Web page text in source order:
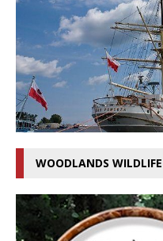
WOODLANDS